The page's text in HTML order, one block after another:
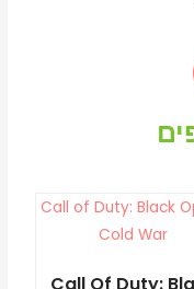
Call Of Duty: